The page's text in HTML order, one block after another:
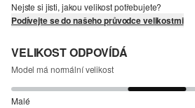
Nejste si jisti, jakou velikost potřebujete?
Podívejte se do našeho průvodce velikostmi
VELIKOST ODPOVÍDÁ
Model má normální velikost
Malé